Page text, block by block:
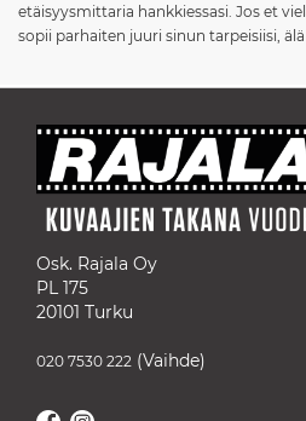
etäisyysmittaria hankkiessasi. Jos et
sopii parhaiten juuri sinun tarpeisiisi,
Osk. Rajala Oy
PL 175
20101 Turku
020 7530 222 (Vaihde)